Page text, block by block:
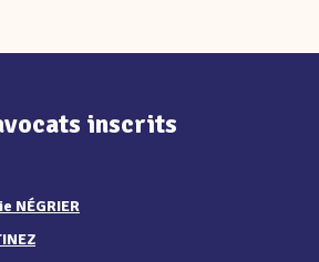
inscrits
NÉGRIER